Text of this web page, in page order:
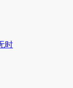
时